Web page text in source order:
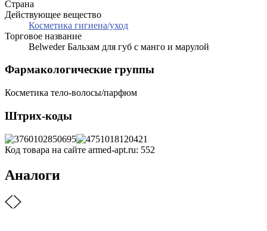
Страна
Действующее вещество
Косметика гигиена/уход
Торговое название
Belweder Бальзам для губ с манго и марулой
Фармакологические группы
Косметика тело-волосы/парфюм
Штрих-коды
Код товара на сайте armed-apt.ru: 552
Аналоги